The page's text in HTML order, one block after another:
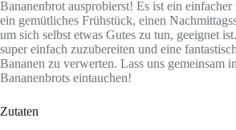
Bananenbrot ausprobierst! Es ist ein
ein gemütliches Frühstück, einen
um sich selbst etwas Gutes zu tun, geeignet
super einfach zuzubereiten und eine
Bananen zu verwerten. Lass uns gemeinsam
Bananenbrots eintauchen!
Zutaten